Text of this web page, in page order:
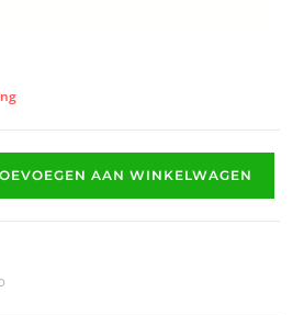
AAN WINKELWAGEN